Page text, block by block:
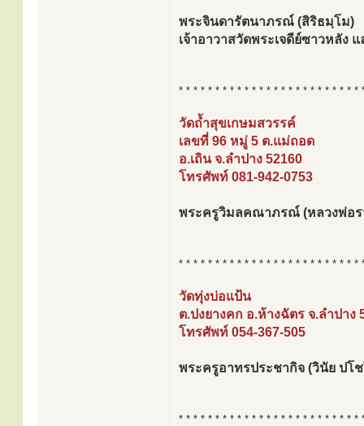
พระจินดารัตนาภรณ์ (สิริธมฺโม)
เจ้าอาวาสวัดพระเจดีย์ซาวหลัง
* * * * * * * * * * * * * * * * * * * * * * * * *
วัดถ้ำสุขเกษมสวรรค์
เลขที่ 96 หมู่ 5 ต.แม่ถอด
อ.เถิน จ.ลำปาง 52160
โทรศัพท์ 081-942-0753
พระครูวิมลคณาภรณ์ (หลวงพ่อร
* * * * * * * * * * * * * * * * * * * * * * * * *
วัดทุ่งบ่อแป้น
ต.ปงยางคก อ.ห้างฉัตร จ.ลำปาง
โทรศัพท์ 054-367-505
พระครูอาทรประชากิจ (วินัย ปโช
* * * * * * * * * * * * * * * * * * * * * * * * *